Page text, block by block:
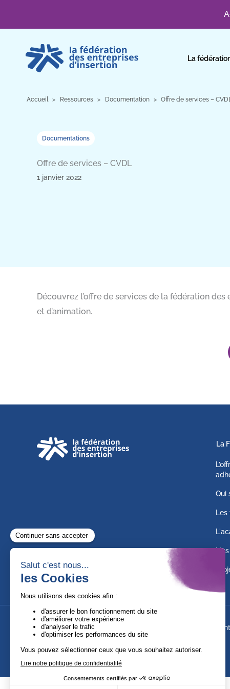
contenu
La
Accueil Ressources Documentation Offre de services –
Documentations
Offre de services – CVDL
1 janvier 2022
Découvrez l’offre de services de la fédération
et d’animation.
La
Qui
Suivez-nous !